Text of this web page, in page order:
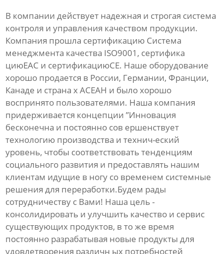
В компании действует надежная и строгая система
контроля и управления качеством продукции.
Компания прошла сертификацию Система
менеджмента качества ISO9001, сертифика
циюЕАС и сертификациюСЕ. Наше оборудование
хорошо продается в России, Германии, Франции,
Канаде и страна х АСЕАН и было хорошо
воспринято пользователями. Наша компания
придерживается концепции ”Инновация
бесконечна и постоянно сов ершенствует
технологию производства и технич-еский
уровень, чтобы соответствовать тенденциям
социального развития и предоставлять нашим
клиентам идущие в ногу со временем системные
решения для переработки.Будем рады
сотрудничеству с Вами! Наша цель -
консолидировать и улучшить качество и сервис
существующих продуктов, в то же время
постоянно разрабатывая новые продукты для
удовлетворения различн ых потребностей